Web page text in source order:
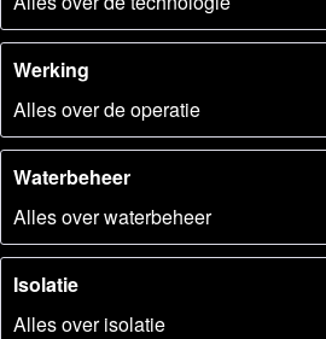
Werking
Alles over de operatie
Waterbeheer
Alles over waterbeheer
Isolatie
Alles over isolatie